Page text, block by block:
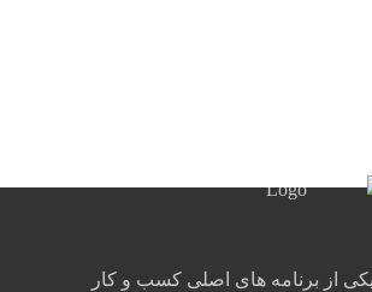
از برنامه های اصلی کسب و کار